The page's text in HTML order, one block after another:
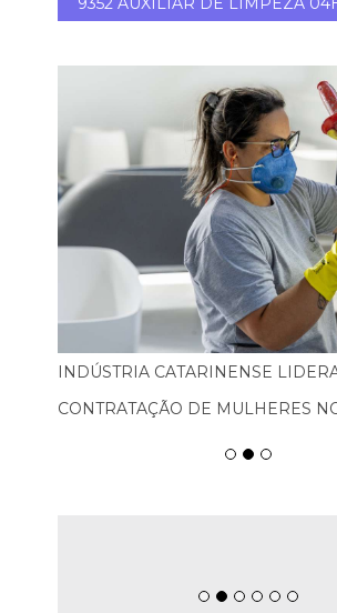
INDÚSTRIA CATARINENSE
CONTRATAÇÃO DE MULHERES